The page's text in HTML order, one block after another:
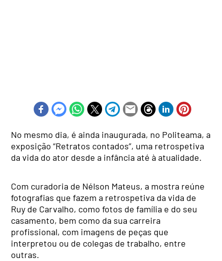
No mesmo dia, é ainda inaugurada, no Politeama, a
exposição “Retratos contados”, uma retrospetiva
da vida do ator desde a infância até à atualidade.
Com curadoria de Nélson Mateus, a mostra reúne
fotografias que fazem a retrospetiva da vida de
Ruy de Carvalho, como fotos de família e do seu
casamento, bem como da sua carreira
profissional, com imagens de peças que
interpretou ou de colegas de trabalho, entre
outras.